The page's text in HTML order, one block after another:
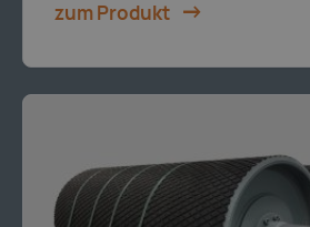
zum Produkt